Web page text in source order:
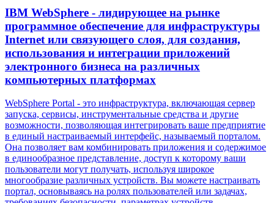
IBM WebSphere - лидирующее на рынке
программное обеспечение для инфраструктуры
Internet или связующего слоя, для создания,
использования и интеграции приложений
электронного бизнеса на различных
компьютерных платформах
WebSphere Portal - это инфраструктура, включающая сервер
запуска, сервисы, инструментальные средства и другие
возможности, позволяющая интегрировать ваше предприятие
в единый настраиваемый интерфейс, называемый порталом.
Она позволяет вам комбинировать приложения и содержимое
в единообразное представление, доступ к которому ваши
пользователи могут получать, используя широкое
многообразие различных устройств. Вы можете настраивать
портал, основываясь на ролях пользователей или задачах,